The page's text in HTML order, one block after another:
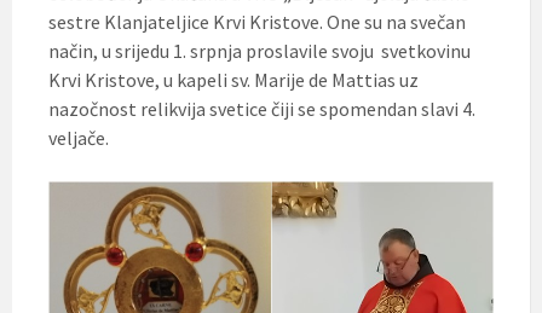
sestre Klanjateljice Krvi Kristove. One su na svečan
način, u srijedu 1. srpnja proslavile svoju svetkovinu
Krvi Kristove, u kapeli sv. Marije de Mattias uz
nazočnost relikvija svetice čiji se spomendan slavi 4.
veljače.